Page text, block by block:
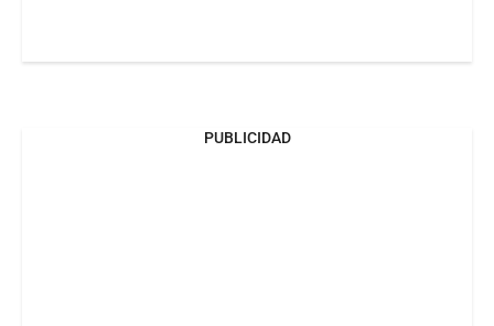
PUBLICIDAD